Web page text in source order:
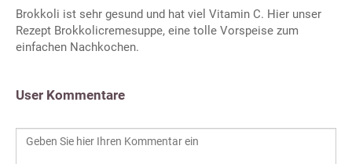
Brokkoli ist sehr gesund und hat viel Vitamin C. Hier unser
Rezept Brokkolicremesuppe, eine tolle Vorspeise zum
einfachen Nachkochen.
User Kommentare